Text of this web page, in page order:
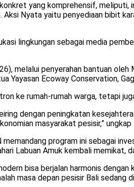
yang komprehensif,
Nyata yaitu penyediaan bibit
lingkungan sebagai media
melalui penyerahan bantuan
Yayasan Ecoway Conservation,
ke rumah-rumah warga, tetapi
dengan peningkatan
masyarakat pesisir,”
program ini sebagai
Labuan Amuk kembali memikat,
bisa berjalan harmonis
masa depan pesisir Bali